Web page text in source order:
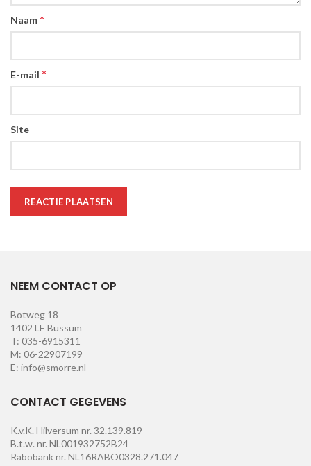
Naam *
E-mail *
Site
NEEM CONTACT OP
Botweg 18
1402 LE Bussum
T: 035-6915311
M: 06-22907199
E: info@smorre.nl
CONTACT GEGEVENS
K.v.K. Hilversum nr. 32.139.819
B.t.w. nr. NL001932752B24
Rabobank nr. NL16RABO0328.271.047